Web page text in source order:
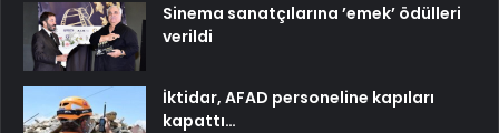
Sinema sanatçılarına ’emek’ ödülleri
verildi
İktidar, AFAD personeline kapıları
kapattı…